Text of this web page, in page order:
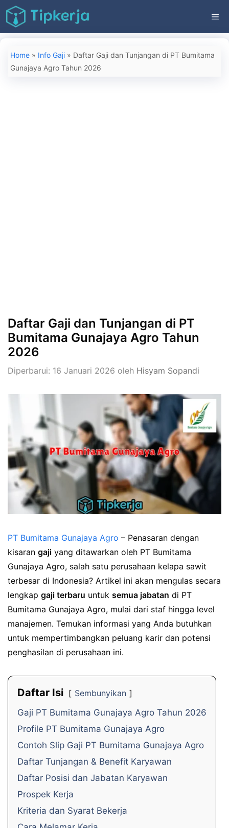
Langsung
ke
isi
Home » Info Gaji » Daftar Gaji dan Tunjangan di PT Bumitama
Gunajaya Agro Tahun 2026
Daftar Gaji dan Tunjangan di PT
Bumitama Gunajaya Agro Tahun
2026
Diperbarui: 16 Januari 2026 oleh Hisyam Sopandi
PT Bumitama Gunajaya Agro – Penasaran dengan
kisaran gaji yang ditawarkan oleh PT Bumitama
Gunajaya Agro, salah satu perusahaan kelapa sawit
terbesar di Indonesia? Artikel ini akan mengulas secara
lengkap gaji terbaru untuk semua jabatan di PT
Bumitama Gunajaya Agro, mulai dari staf hingga level
manajemen. Temukan informasi yang Anda butuhkan
untuk mempertimbangkan peluang karir dan potensi
penghasilan di perusahaan ini.
Daftar Isi
Sembunyikan
Gaji PT Bumitama Gunajaya Agro Tahun 2026
Profile PT Bumitama Gunajaya Agro
Contoh Slip Gaji PT Bumitama Gunajaya Agro
Daftar Tunjangan & Benefit Karyawan
Daftar Posisi dan Jabatan Karyawan
Prospek Kerja
Kriteria dan Syarat Bekerja